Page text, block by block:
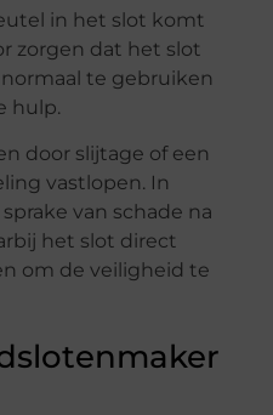
in het slot komt
zorgen dat het slot
te gebruiken
hulp.
door slijtage of een
vastlopen. In
van schade na
het slot direct
om de veiligheid te